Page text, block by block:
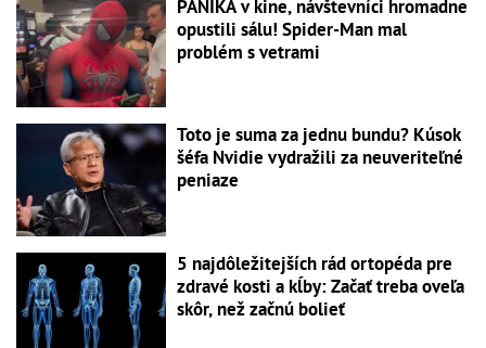
PANIKA v kine, návštevníci hromadne
opustili sálu! Spider-Man mal
problém s vetrami
Toto je suma za jednu bundu? Kúsok
šéfa Nvidie vydražili za neuveriteľné
peniaze
5 najdôležitejších rád ortopéda pre
zdravé kosti a kĺby: Začať treba oveľa
skôr, než začnú bolieť